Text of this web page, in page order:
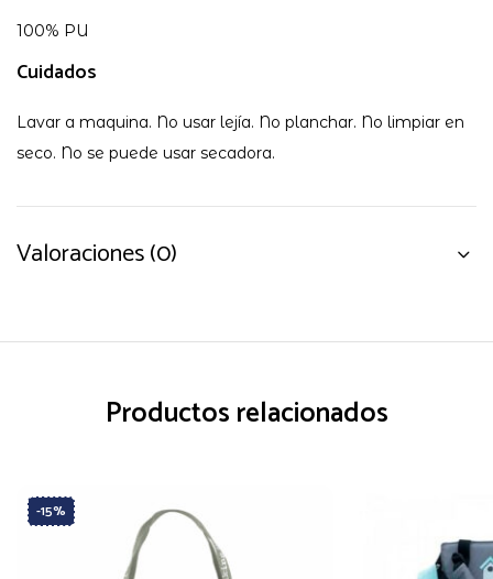
100% PU
Cuidados
Lavar a maquina. No usar lejía. No planchar. No limpiar en
seco. No se puede usar secadora.
Valoraciones (0)
Productos relacionados
-15%